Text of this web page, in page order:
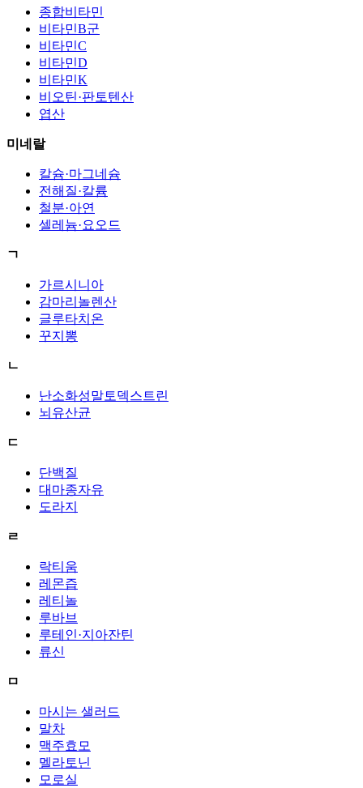
종합비타민
비타민B군
비타민C
비타민D
비타민K
비오틴·판토텐산
엽산
미네랄
칼슘·마그네슘
전해질·칼륨
철분·아연
셀레늄·요오드
ㄱ
가르시니아
감마리놀렌산
글루타치온
꾸지뽕
ㄴ
난소화성말토덱스트린
뇌유산균
ㄷ
단백질
대마종자유
도라지
ㄹ
락티움
레몬즙
레티놀
루바브
루테인·지아잔틴
류신
ㅁ
마시는 샐러드
말차
맥주효모
멜라토닌
모로실